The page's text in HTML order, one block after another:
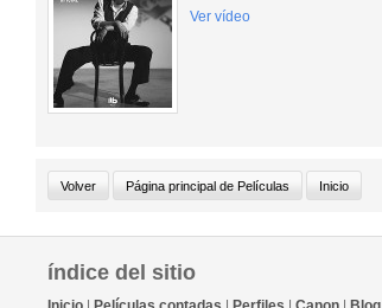
Ver vídeo
índice del sitio